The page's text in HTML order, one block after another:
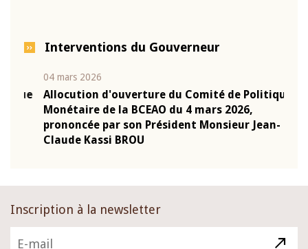
Interventions du Gouverneur
04 mars 2026
Allocution d'ouverture du Comité de Politique
Monétaire de la BCEAO du 4 mars 2026,
prononcée par son Président Monsieur Jean-
Claude Kassi BROU
Inscription à la newsletter